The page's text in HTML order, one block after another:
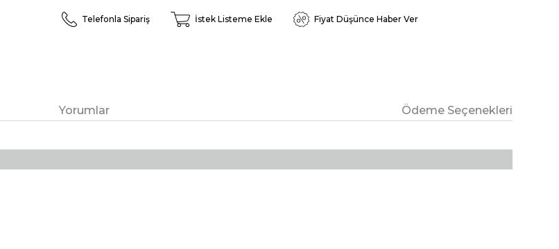
Telefonla Sipariş İstek Listeme Ekle Fiyat Düşünce Haber Ver
Yorumlar Ödeme Seçenekleri